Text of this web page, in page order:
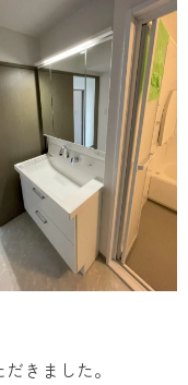
きました。